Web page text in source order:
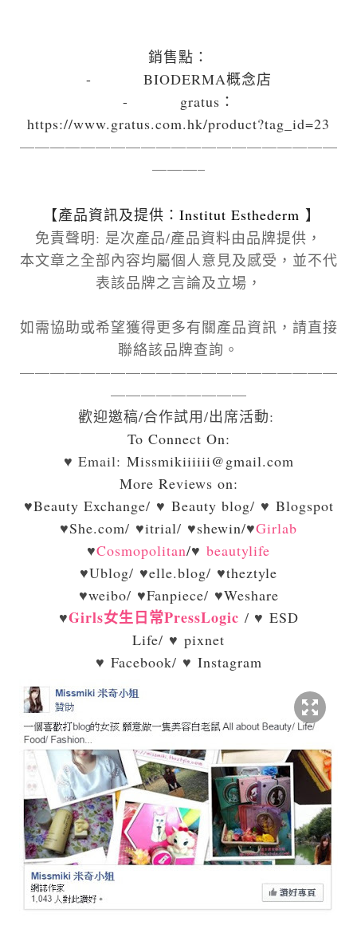
銷售點：
- BIODERMA概念店
- gratus：
https://www.gratus.com.hk/product?tag_id=23
—————————————————————
———–
【產品資訊及提供： Institut Esthederm 】
免責聲明: 是次產品/產品資料由品牌提供，
本文章之全部內容均屬個人意見及感受，並不代
表該品牌之言論及立場，
如需協助或希望獲得更多有關產品資訊，請直接
聯絡該品牌查詢。
—————————————————————
—————————
歡迎邀稿/合作試用/出席活動:
To Connect On:
♥ Email: Missmikiiiiii@gmail.com
More Reviews on:
♥Beauty Exchange/ ♥ Beauty blog/ ♥ Blogspot
♥She.com/ ♥itrial/ ♥shewin/♥Girlab
♥Cosmopolitan/♥ beautylife
♥Ublog/ ♥elle.blog/ ♥theztyle
♥weibo/ ♥Fanpiece/ ♥Weshare
♥Girls女生日常PressLogic / ♥ ESD
Life/ ♥ pixnet
♥ Facebook/ ♥ Instagram